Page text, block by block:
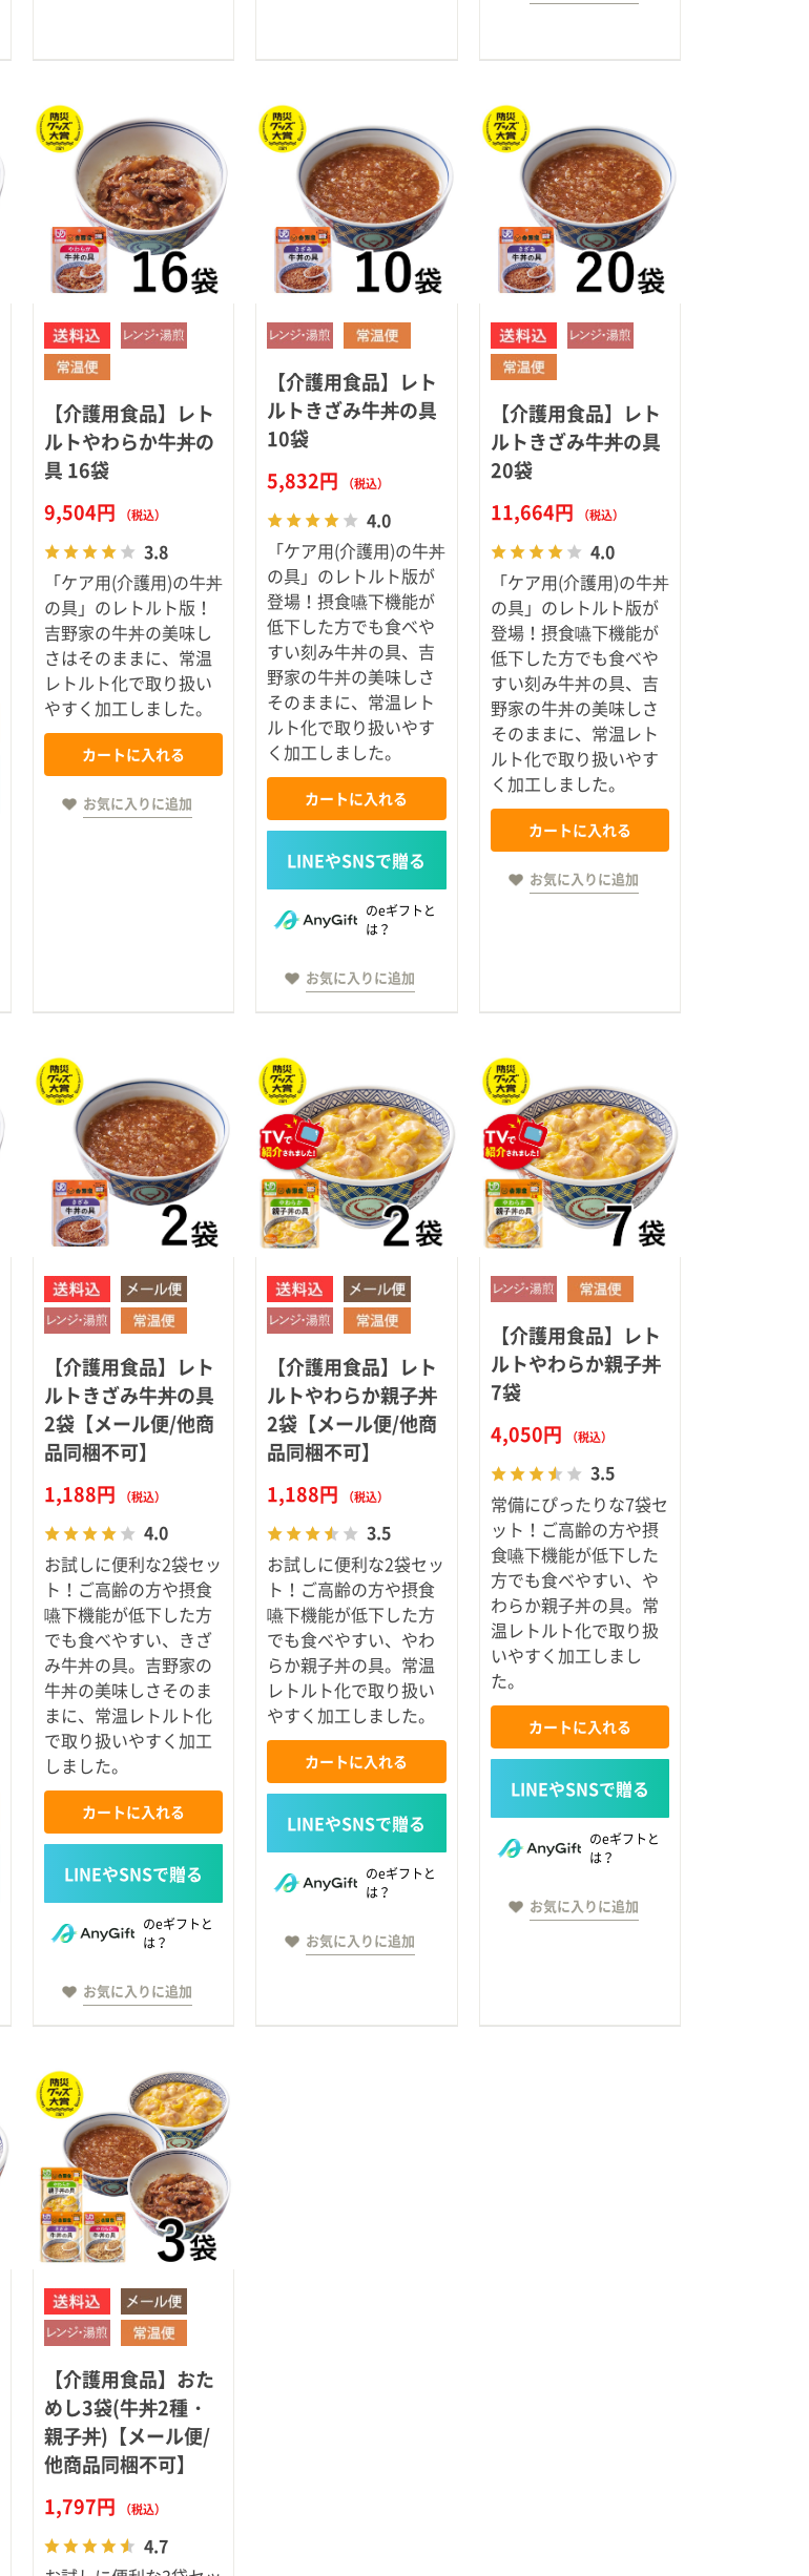
【介護用食品】レト
ルトやわらか牛丼の
具 16袋
9,504円
（税込）
3.8
「ケア用(介護用)の牛丼
の具」のレトルト版！
吉野家の牛丼の美味し
さはそのままに、常温
レトルト化で取り扱い
やすく加工しました。
カートに入れる
お気に入りに追加
【介護用食品】レト
ルトきざみ牛丼の具
10袋
5,832円
（税込）
4.0
「ケア用(介護用)の牛丼
の具」のレトルト版が
登場！摂食嚥下機能が
低下した方でも食べや
すい刻み牛丼の具、吉
野家の牛丼の美味しさ
そのままに、常温レト
ルト化で取り扱いやす
く加工しました。
カートに入れる
のeギフトと
は？
お気に入りに追加
【介護用食品】レト
ルトきざみ牛丼の具
20袋
11,664円
（税込）
4.0
「ケア用(介護用)の牛丼
の具」のレトルト版が
登場！摂食嚥下機能が
低下した方でも食べや
すい刻み牛丼の具、吉
野家の牛丼の美味しさ
そのままに、常温レト
ルト化で取り扱いやす
く加工しました。
カートに入れる
お気に入りに追加
【介護用食品】レト
ルトきざみ牛丼の具
2袋【メール便/他商
品同梱不可】
1,188円
（税込）
4.0
お試しに便利な2袋セッ
ト！ご高齢の方や摂食
嚥下機能が低下した方
でも食べやすい、きざ
み牛丼の具。吉野家の
牛丼の美味しさそのま
まに、常温レトルト化
で取り扱いやすく加工
しました。
カートに入れる
のeギフトと
は？
お気に入りに追加
【介護用食品】レト
ルトやわらか親子丼
2袋【メール便/他商
品同梱不可】
1,188円
（税込）
3.5
お試しに便利な2袋セッ
ト！ご高齢の方や摂食
嚥下機能が低下した方
でも食べやすい、やわ
らか親子丼の具。常温
レトルト化で取り扱い
やすく加工しました。
カートに入れる
のeギフトと
は？
お気に入りに追加
【介護用食品】レト
ルトやわらか親子丼
7袋
4,050円
（税込）
3.5
常備にぴったりな7袋セ
ット！ご高齢の方や摂
食嚥下機能が低下した
方でも食べやすい、や
わらか親子丼の具。常
温レトルト化で取り扱
いやすく加工しまし
た。
カートに入れる
のeギフトと
は？
お気に入りに追加
【介護用食品】おた
めし3袋(牛丼2種・
親子丼)【メール便/
他商品同梱不可】
1,797円
（税込）
4.7